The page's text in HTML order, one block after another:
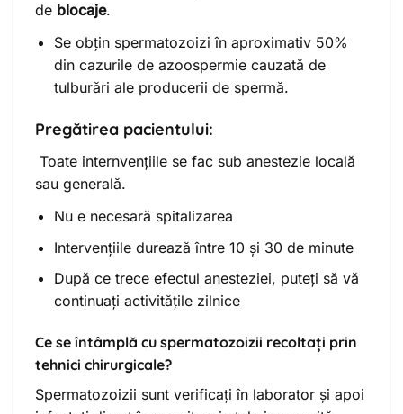
de blocaje.
Se obțin spermatozoizi în aproximativ 50%
din cazurile de azoospermie cauzată de
tulburări ale producerii de spermă.
Pregătirea pacientului:
Toate internvențiile se fac sub anestezie locală
sau generală.
Nu e necesară spitalizarea
Intervențiile durează între 10 și 30 de minute
După ce trece efectul anesteziei, puteți să vă
continuați activitățile zilnice
Ce se întâmplă cu spermatozoizii recoltați prin
tehnici chirurgicale?
Spermatozoizii sunt verificați în laborator și apoi